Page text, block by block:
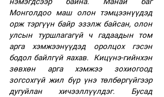
Монголдоо маш олон тэмцээнүүдэд
орж тэргүүн байр эзэлж байсан, олон
улсын туршлагагүй ч гадаадын том
арга хэмжээнүүдэд оролцох гэсэн
бодол байлгүй яахав.  Кицүнэ-гийнхэн
зөвхөн арга хэмжээ зохиогоод
зогсохгүй жил бүр үнэ төлбөргүйгээр
дугуйлан хичээллүүлдэг. Бусад